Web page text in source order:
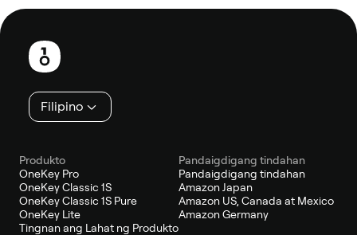
Footer
Filipino
Produkto
OneKey Pro
OneKey Classic 1S
OneKey Classic 1S Pure
OneKey Lite
Tingnan ang Lahat ng Produkto
Pandaigdigang tindahan
Pandaigdigang tindahan
Amazon Japan
Amazon US, Canada at Mexico
Amazon Germany